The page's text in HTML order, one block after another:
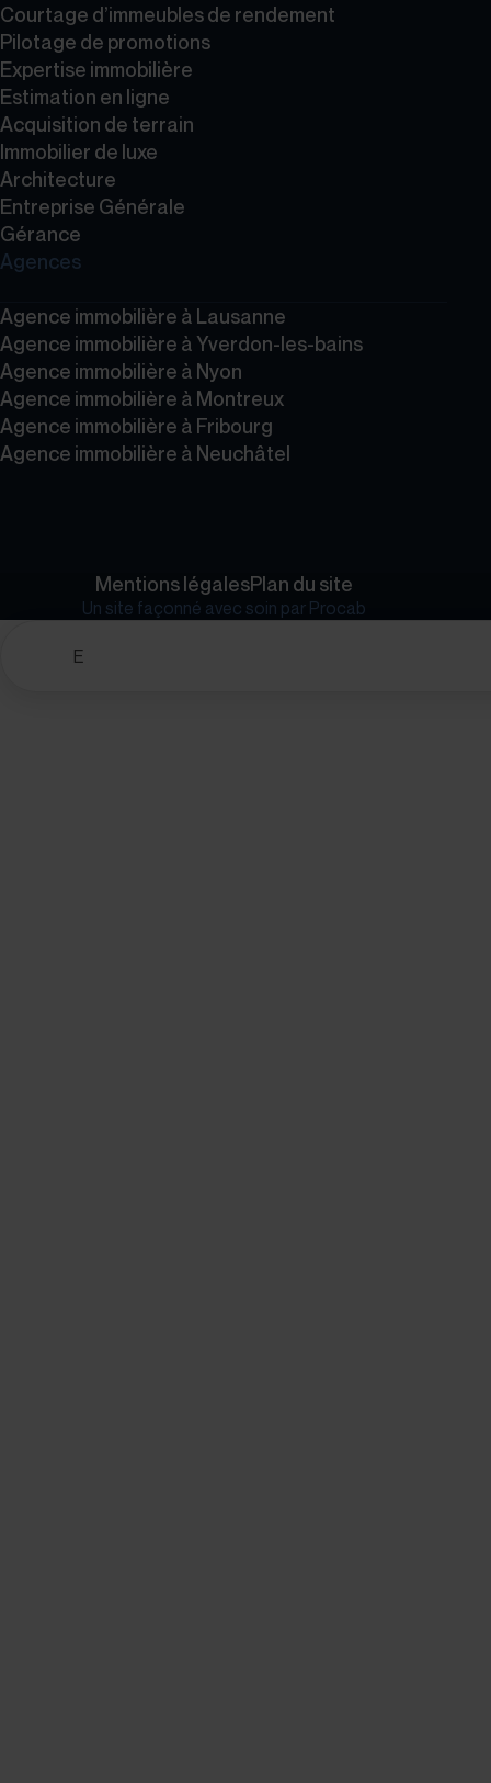
Courtage d’immeubles de rendement
Pilotage de promotions
Expertise immobilière
Estimation en ligne
Acquisition de terrain
Immobilier de luxe
Architecture
Entreprise Générale
Gérance
Agences
Agence immobilière à Lausanne
Agence immobilière à Yverdon-les-bains
Agence immobilière à Nyon
Agence immobilière à Montreux
Agence immobilière à Fribourg
Agence immobilière à Neuchâtel
Mentions légalesPlan du site
Un site façonné avec soin par Procab